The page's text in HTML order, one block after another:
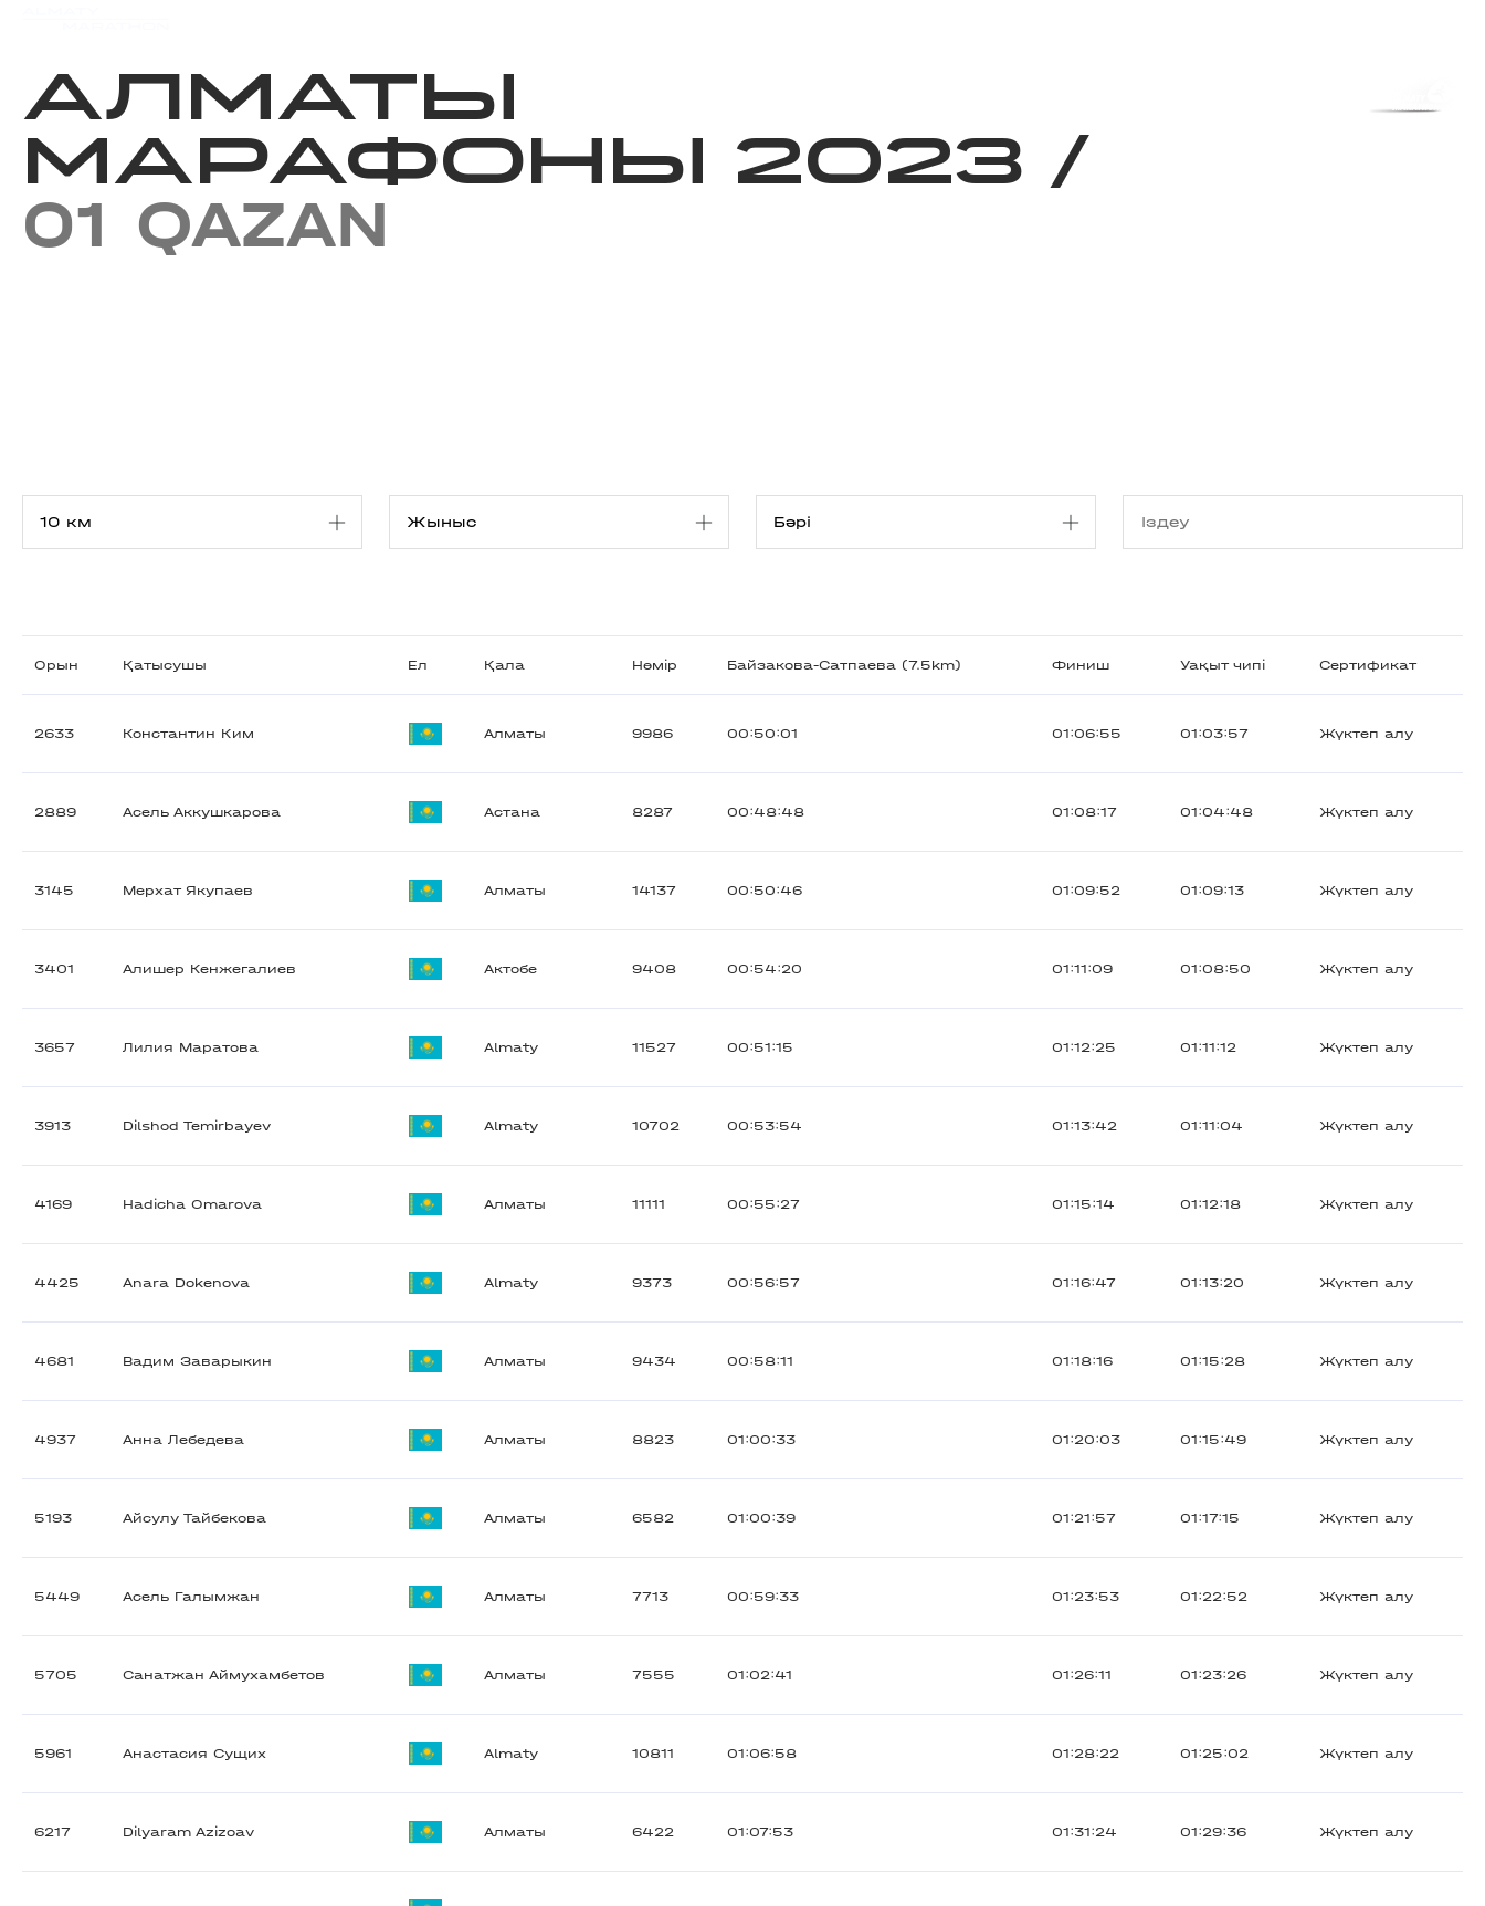
АЛМАТЫ
МАРАФОНЫ 2023 /
01 QAZAN
Орын Қатысушы Ел Қала Нөмір Байзакова-Сатпаева (7.5km) Финиш Уақыт чипі Сертификат
2633 Константин Ким Алматы 9986 00:50:01 01:06:55 01:03:57 Жүктеп алу
2889 Асель Аккушкарова Астана 8287 00:48:48 01:08:17 01:04:48 Жүктеп алу
3145 Мерхат Якупаев Алматы 14137 00:50:46 01:09:52 01:09:13 Жүктеп алу
3401 Алишер Кенжегалиев Актобе 9408 00:54:20 01:11:09 01:08:50 Жүктеп алу
3657 Лилия Маратова Almaty 11527 00:51:15 01:12:25 01:11:12 Жүктеп алу
3913 Dilshod Temirbayev Almaty 10702 00:53:54 01:13:42 01:11:04 Жүктеп алу
4169 Hadicha Omarova Алматы 11111 00:55:27 01:15:14 01:12:18 Жүктеп алу
4425 Anara Dokenova Almaty 9373 00:56:57 01:16:47 01:13:20 Жүктеп алу
4681 Вадим Заварыкин Алматы 9434 00:58:11 01:18:16 01:15:28 Жүктеп алу
4937 Анна Лебедева Алматы 8823 01:00:33 01:20:03 01:15:49 Жүктеп алу
5193 Айсулу Тайбекова Алматы 6582 01:00:39 01:21:57 01:17:15 Жүктеп алу
5449 Асель Галымжан Алматы 7713 00:59:33 01:23:53 01:22:52 Жүктеп алу
5705 Санатжан Аймухамбетов Алматы 7555 01:02:41 01:26:11 01:23:26 Жүктеп алу
5961 Анастасия Сущих Almaty 10811 01:06:58 01:28:22 01:25:02 Жүктеп алу
6217 Dilyaram Azizoav Алматы 6422 01:07:53 01:31:24 01:29:36 Жүктеп алу